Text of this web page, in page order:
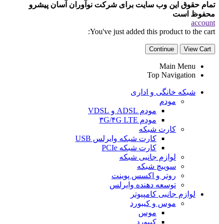
تمام حقوق این وب سایت برای شرکت نوآوران آسان پیشرو
محفوظ است
account
You've just added this product to the cart:
View Cart
Continue
Main Menu
Top Navigation
شبکه خانگی و اداری
مودم
مودم ADSL و VDSL
مودم ۳G/۴G LTE
کارت شبکه
کارت شبکه وایرلس USB
کارت شبکه PCIe
لوازم جانبی شبکه
سوییچ شبکه
روتر و اکسس پوینت
توسعه دهنده وایرلس
لوازم جانبی کامپیوتر
موس و کیبورد
موس
کیبورد